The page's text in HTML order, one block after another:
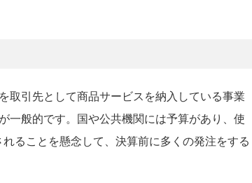
取引先として商品サービスを納入している事業
一般的です。国や公共機関には予算があり、使
ることを懸念して、決算前に多くの発注をする